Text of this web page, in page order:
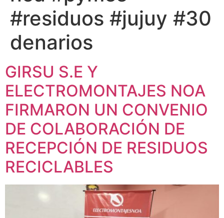
#residuos #jujuy #30
denarios
GIRSU S.E Y
ELECTROMONTAJES NOA
FIRMARON UN CONVENIO
DE COLABORACIÓN DE
RECEPCIÓN DE RESIDUOS
RECICLABLES